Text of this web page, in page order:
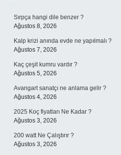
Sırpça hangi dile benzer ?
Ağustos 8, 2026
Kalp krizi anında evde ne yapılmalı ?
Ağustos 7, 2026
Kaç çeşit kumru vardır ?
Ağustos 5, 2026
Avangart sanatçı ne anlama gelir ?
Ağustos 4, 2026
2025 Koç fiyatları Ne Kadar ?
Ağustos 3, 2026
200 watt Ne Çalıştırır ?
Ağustos 3, 2026